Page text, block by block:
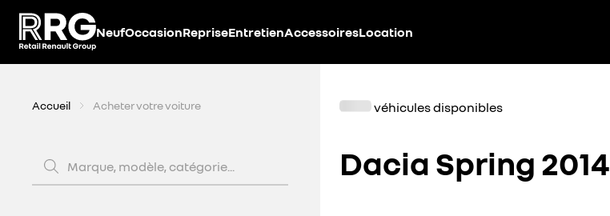
NeufOccasionRepriseEntretienAccessoiresLocation
Accueil Acheter votre voiture véhicules disponibles
Dacia Spring 2014